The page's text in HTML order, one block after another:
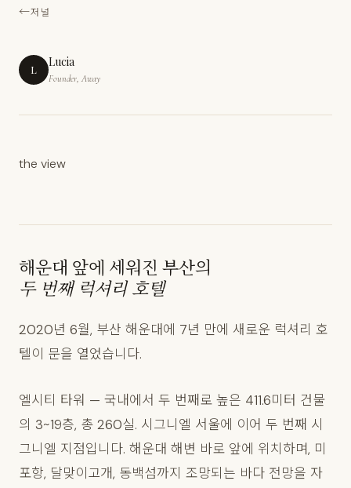
저널
L Lucia
Founder, Away
the view
해운대 앞에 세워진 부산의
두 번째 럭셔리 호텔
2020년 6월, 부산 해운대에 7년 만에 새로운 럭셔리 호
텔이 문을 열었습니다.
엘시티 타워 — 국내에서 두 번째로 높은 411.6미터 건물
의 3~19층, 총 260실. 시그니엘 서울에 이어 두 번째 시
그니엘 지점입니다. 해운대 해변 바로 앞에 위치하며, 미
포항, 달맞이고개, 동백섬까지 조망되는 바다 전망을 자